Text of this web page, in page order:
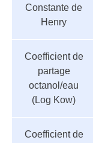
Constante de
Henry
Coefficient de
partage
octanol/eau
(Log Kow)
Coefficient de